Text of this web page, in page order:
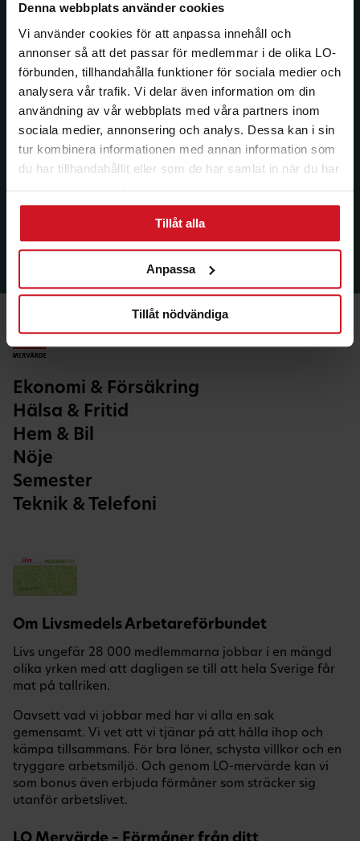
Denna webbplats använder cookies
Vi använder cookies för att anpassa innehåll och
annonser så att det passar för medlemmar i de olika LO-
förbunden, tillhandahålla funktioner för sociala medier och
analysera vår trafik. Vi delar även information om din
användning av vår webbplats med våra partners inom
sociala medier, annonsering och analys. Dessa kan i sin
tur kombinera informationen med annan information som
du har tillhandahållit eller som de har samlat in när du har
använt deras tjänster.
Tillåt alla
Anpassa
Tillåt nödvändiga
Ekonomi & Försäkring
Hälsa & Fritid
Hem & Bil
Nöje
Semester
Teknik & Telefoni
Om Livsmedels Arbetareförbundet
Livs ungefär 28 000 medlemmarna jobbar i en mängd
olika yrken med att dagligen se till att hela Sverige får
mat på tallriken.
Oavsett vad vi jobbar med har vi alla en sak
gemensamt. Vi vet att vi tjänar på att hålla ihop och
kämpa tillsammans. För bra löner, schysta villkor och en
tryggare arbetsmiljö. Och genom LO-mervärde kan vi
som bonus även erbjuda förmåner som sträcker sig
utanför arbetslivet.